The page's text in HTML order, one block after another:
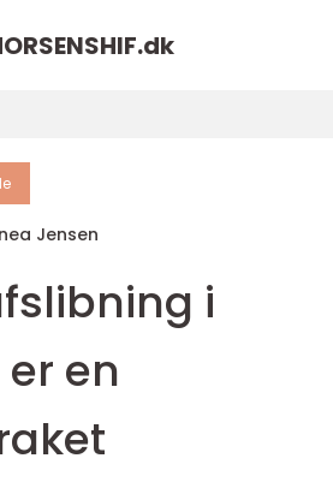
dk
Jensen
i
en